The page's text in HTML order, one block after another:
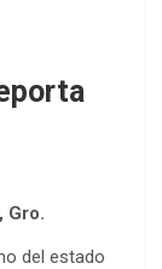
Gro.
del estado